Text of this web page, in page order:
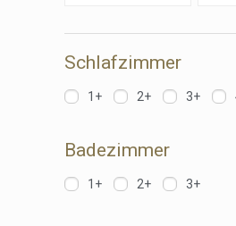
Schlafzimmer
1+ 2+ 3+
Badezimmer
1+ 2+ 3+